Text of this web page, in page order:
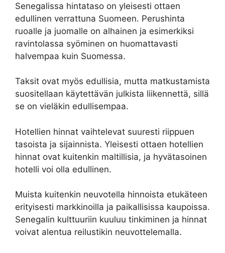
Senegalissa hintataso on yleisesti ottaen
edullinen verrattuna Suomeen. Perushinta
ruoalle ja juomalle on alhainen ja esimerkiksi
ravintolassa syöminen on huomattavasti
halvempaa kuin Suomessa.
Taksit ovat myös edullisia, mutta matkustamista
suositellaan käytettävän julkista liikennettä, sillä
se on vieläkin edullisempaa.
Hotellien hinnat vaihtelevat suuresti riippuen
tasoista ja sijainnista. Yleisesti ottaen hotellien
hinnat ovat kuitenkin maltillisia, ja hyvätasoinen
hotelli voi olla edullinen.
Muista kuitenkin neuvotella hinnoista etukäteen
erityisesti markkinoilla ja paikallisissa kaupoissa.
Senegalin kulttuuriin kuuluu tinkiminen ja hinnat
voivat alentua reilustikin neuvottelemalla.